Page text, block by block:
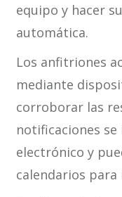
equipo y hacer
automática.
Los anfitriones
mediante
corroborar las
notificaciones
electrónico y
calendarios